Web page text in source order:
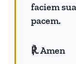
faciem
pacem.
℟. Amen